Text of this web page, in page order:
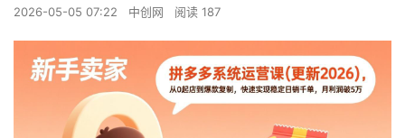
2026-05-05 07:22 中创网 阅读 187